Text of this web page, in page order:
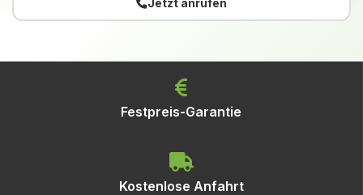
Jetzt anrufen
Festpreis-Garantie
Kostenlose Anfahrt